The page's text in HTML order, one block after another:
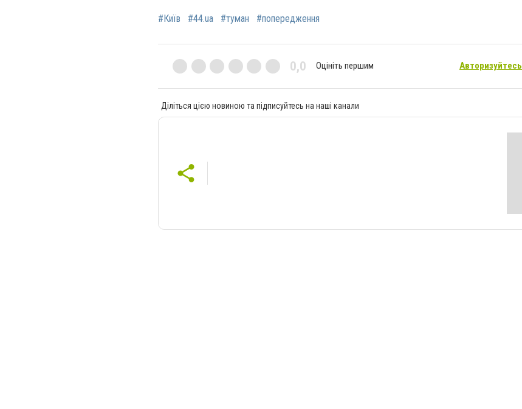
#Київ #44.ua #туман #попередження
0,0 Оцініть першим Авторизуйтесь
Діліться цією новиною та підписуйтесь на наші канали